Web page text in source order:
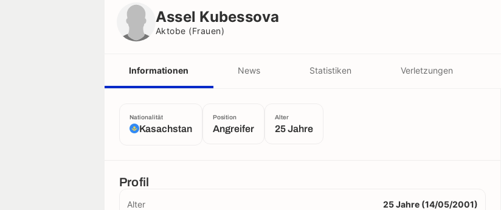
Assel Kubessova
Aktobe (frauen)
Informationen News Statistiken Verletzungen
Nationalität
Kasachstan
Position
Angreifer
Alter
25 Jahre
Profil
Alter 25 Jahre (14/05/2001)